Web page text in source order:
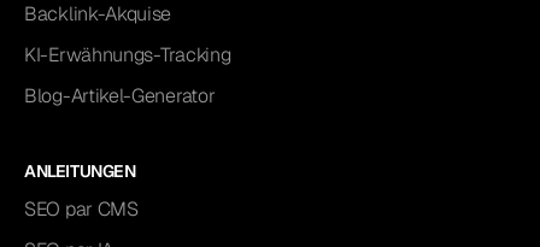
Backlink-Akquise
KI-Erwähnungs-Tracking
Blog-Artikel-Generator
ANLEITUNGEN
SEO par CMS